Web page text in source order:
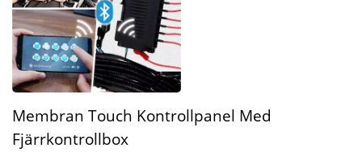
Membran Touch Kontrollpanel Med
Fjärrkontrollbox